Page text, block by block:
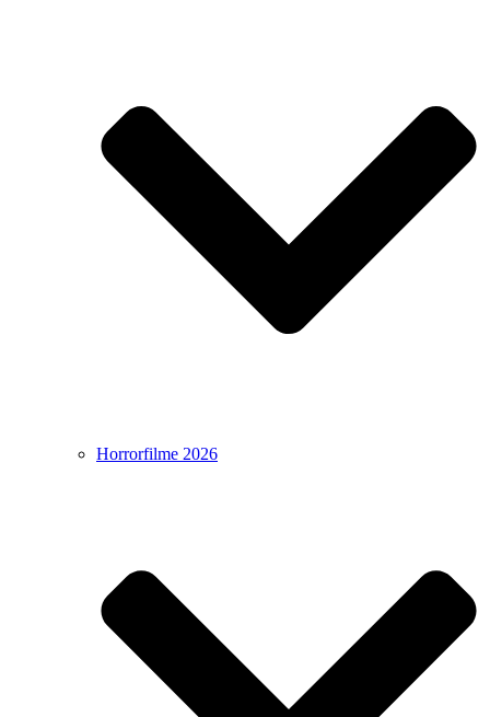
Horrorfilme 2026